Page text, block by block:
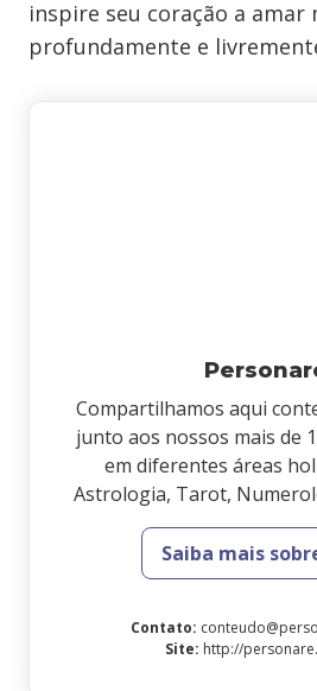
inspire seu coração a amar
profundamente e
Compartilhamos aqui
junto aos nossos mais de
em diferentes áreas
Astrologia, Tarot,
Saiba mais
Contato:
Site: http://